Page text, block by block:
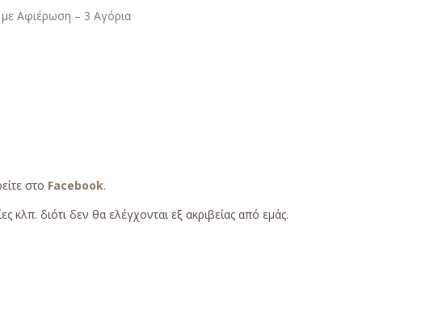
Αφιέρωση – 3 Αγόρια
στο Facebook.
διότι δεν θα ελέγχονται εξ ακριβείας από εμάς.